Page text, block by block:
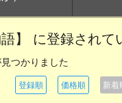
語】 に登録されて
つかりました
登録順 価格順 新着